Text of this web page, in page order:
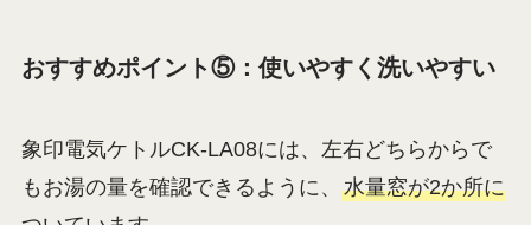
おすすめポイント⑤：使いやすく洗いやすい
象印電気ケトルCK-LA08には、左右どちらからで
もお湯の量を確認できるように、 水量窓が2か所に